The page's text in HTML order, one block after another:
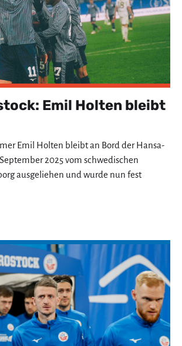
Emil Holten bleibt
Emil Holten bleibt an Bord der Hansa-
2025 vom schwedischen
ausgeliehen und wurde nun fest